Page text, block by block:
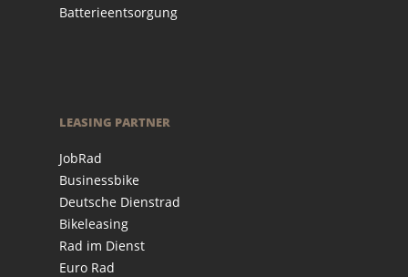
Batterieentsorgung
LEASING PARTNER
JobRad
Businessbike
Deutsche Dienstrad
Bikeleasing
Rad im Dienst
Euro Rad